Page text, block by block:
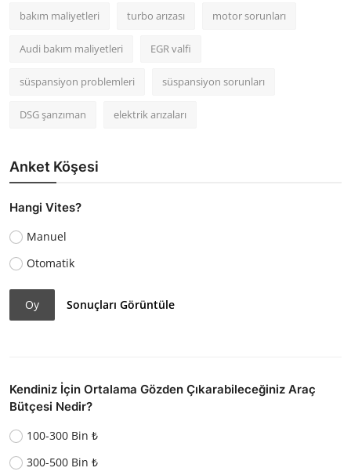
bakım maliyetleri turbo arızası motor sorunları
Audi bakım maliyetleri EGR valfi
süspansiyon problemleri süspansiyon sorunları
DSG şanzıman elektrik arızaları
Anket Köşesi
Hangi Vites?
Manuel
Otomatik
Oy Sonuçları Görüntüle
Kendiniz İçin Ortalama Gözden Çıkarabileceğiniz Araç
Bütçesi Nedir?
100-300 Bin ₺
300-500 Bin ₺